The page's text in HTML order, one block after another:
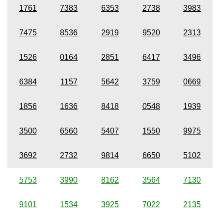
1761 7383 6353 2738 3983
7475 8536 2919 9520 2313
1526 0164 2851 6417 3496
6384 1157 5642 3759 0669
1856 1636 8418 0548 1939
3500 6560 5407 1550 9975
3692 2732 9814 6650 5102
5753 3990 8162 3564 7130
9101 1534 3925 7022 2135